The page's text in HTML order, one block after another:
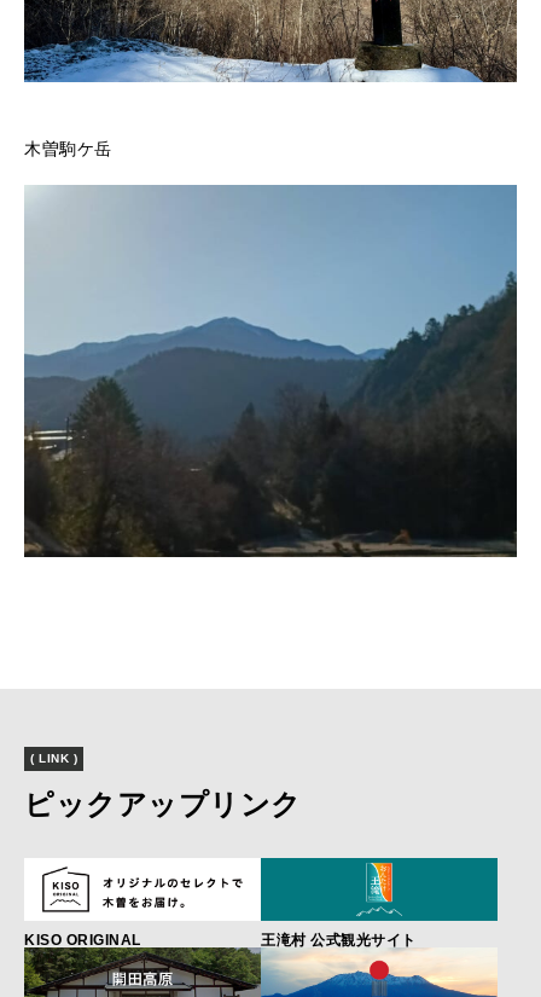
木曽駒ケ岳
( LINK )
ピックアップリンク
KISO ORIGINAL 王滝村 公式観光サイト